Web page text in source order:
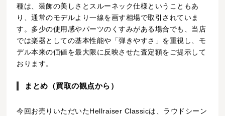
種は、装飾の美しさとスルーネック仕様ということもあ
り、通常のモデルより一線を画す相場で取引されていま
す。多少の使用感やパーツのくすみがある場合でも、当店
では楽器としての基本性能や「弾きやすさ」を重視し、モ
デル本来の価値を最大限に反映させた査定額をご提示して
おります。
まとめ（買取の観点から）
今回お売りいただいたHellraiser Classicは、ラウドシーン